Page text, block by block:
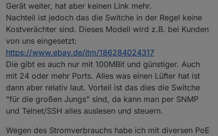
Gerät weiter, hat aber keinen Link mehr.
Nachteil ist jedoch das die Switche in der Regel keine
Kostverächter sind. Dieses Modell wird z.B. bei Kunden
von uns eingesetzt:
https://www.ebay.de/itm/186284024317
Die gibt es auch nur mit 100MBit und günstiger. Auch
mit 24 oder mehr Ports. Alles was einen Lüfter hat ist
dann aber relativ laut. Vorteil ist das dies die Switche
"für die großen Jungs" sind, da kann man per SNMP
und Telnet/SSH alles auslesen und steuern.
Wegen des Stromverbrauchs habe ich mit diversen PoE